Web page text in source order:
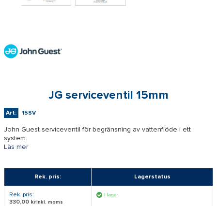
JG serviceventil 15mm
Art: 15SV
John Guest serviceventil för begränsning av vattenflöde i ett
system.
Läs mer
Rek. pris: Lagerstatus
Rek. pris:
330,00 krinkl. moms
I lager